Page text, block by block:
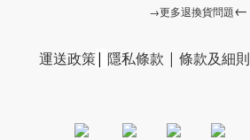
→更多退換貨問題←
運送政策| 隱私條款 | 條款及細則